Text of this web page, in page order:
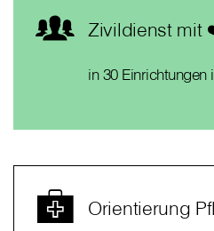
Zivildienst mit
in 30 Einrichtungen
Orientierung